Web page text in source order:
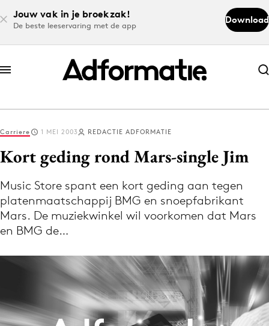
Jouw vak in je broekzak!
De beste leeservaring met de app
Download
Abonneer nu
Abonneer nu
Log in
Download de app
Volg het laatste nieuws via de Adformatie
Nieuws app
Menu
Carriere 1 MEI 2003 REDACTIE ADFORMATIE
Kort geding rond Mars-single Jim
Music Store spant een kort geding aan tegen
platenmaatschappij BMG en snoepfabrikant
Mars. De muziekwinkel wil voorkomen dat Mars
en BMG de…